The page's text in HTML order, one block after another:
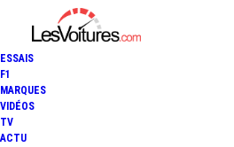
ESSAIS
F1
MARQUES
VIDÉOS
TV
ACTU